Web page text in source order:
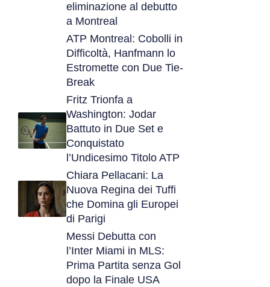
eliminazione al debutto
a Montreal
ATP Montreal: Cobolli in
Difficoltà, Hanfmann lo
Estromette con Due Tie-
Break
Fritz Trionfa a
Washington: Jodar
Battuto in Due Set e
Conquistato
l’Undicesimo Titolo ATP
Chiara Pellacani: La
Nuova Regina dei Tuffi
che Domina gli Europei
di Parigi
Messi Debutta con
l’Inter Miami in MLS:
Prima Partita senza Gol
dopo la Finale USA